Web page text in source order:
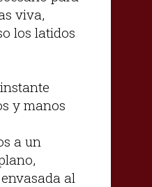
viva,
los latidos
y manos
a un
al